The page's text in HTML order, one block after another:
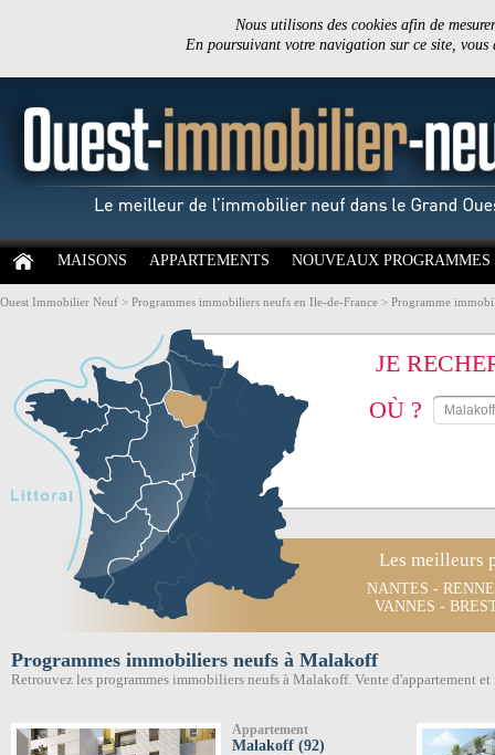
Nous utilisons des cookies afin de
En poursuivant votre navigation sur ce site,
MAISONS APPARTEMENTS NOUVEAUX PROGRAMMES
Ouest Immobilier Neuf > Programmes immobiliers neufs en Ile-de-France > Programme
JE
OÙ ?
Les meilleurs
NANTES -
VANNES -
Programmes immobiliers neufs à Malakoff
Retrouvez les programmes immobiliers neufs à Malakoff. Vente d'appartement
Appartement
Malakoff (92)